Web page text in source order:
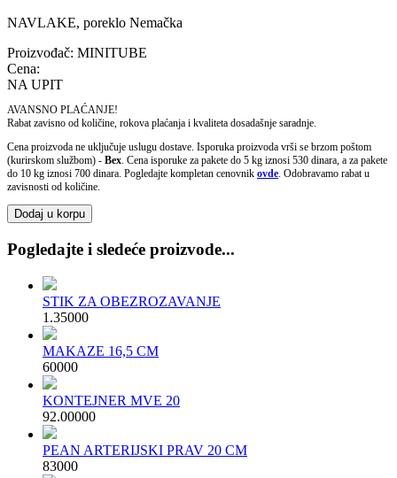
NAVLAKE, poreklo Nemačka
Proizvođač: MINITUBE
Cena:
NA UPIT
AVANSNO PLAĆANJE!
Rabat zavisno od količine, rokova plaćanja i kvaliteta dosadašnje saradnje.
Cena proizvoda ne uključuje uslugu dostave. Isporuka proizvoda vrši se brzom poštom
(kurirskom službom) - Bex. Cena isporuke za pakete do 5 kg iznosi 530 dinara, a za pakete
do 10 kg iznosi 700 dinara. Pogledajte kompletan cenovnik ovde. Odobravamo rabat u
zavisnosti od količine.
Dodaj u korpu
Pogledajte i sledeće proizvode...
STIK ZA OBEZROZAVANJE
1.35000
MAKAZE 16,5 CM
60000
KONTEJNER MVE 20
92.00000
PEAN ARTERIJSKI PRAV 20 CM
83000